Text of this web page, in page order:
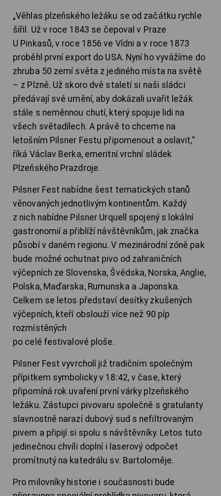
„Věhlas plzeňského ležáku se od začátku rychle
šířil. Už v roce 1843 se čepoval v Praze
U Pinkasů, v roce 1856 ve Vídni a v roce 1873
proběhl první export do USA. Nyní ho vyvážíme do
zhruba 50 zemí světa z jediného místa na světě
– z Plzně. Už skoro dvě staletí si naši sládci
předávají své umění, aby dokázali uvařit ležák
stále s neměnnou chutí, který spojuje lidi na
všech světadílech. A právě to chceme na
letošním Pilsner Festu připomenout a oslavit,“
říká Václav Berka, emeritní vrchní sládek
Plzeňského Prazdroje.
Pilsner Fest nabídne šest tematických stanů
věnovaných jednotlivým kontinentům. Každý
z nich nabídne Pilsner Urquell spojený s lokální
gastronomií a přiblíží návštěvníkům, jak značka
působí v daném regionu. V mezinárodní zóně pak
bude možné ochutnat pivo od zahraničních
výčepních ze Slovenska, Švédska, Norska, Anglie,
Polska, Maďarska, Rumunska a Japonska.
Celkem se letos představí desítky zkušených
výčepních, kteří obslouží více než 90 píp
rozmístěných
po celé festivalové ploše.
Pilsner Fest vyvrcholí již tradičním společným
přípitkem symbolicky v 18:42, v čase, který
připomíná rok uvaření první várky plzeňského
ležáku. Zástupci pivovaru společně s gratulanty
slavnostně narazí dubový sud s nefiltrovaným
pivem a připijí si spolu s návštěvníky. Letos tuto
jedinečnou chvíli doplní i laserový odpočet
promítnutý na katedrálu sv. Bartoloměje.
Pro milovníky historie i současnosti bude